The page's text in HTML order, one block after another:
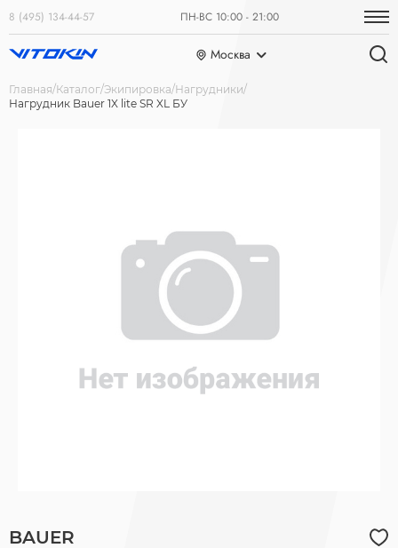
8 (495) 134-44-57 ПН-ВС 10:00 - 21:00
Москва
Главная Каталог Экипировка Нагрудники
Нагрудник Bauer 1X lite SR XL БУ
BAUER